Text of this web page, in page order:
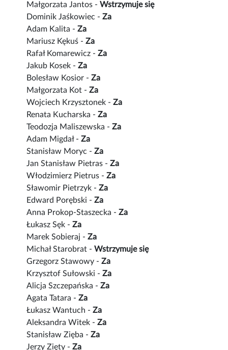
Małgorzata Jantos -Wstrzymuje się
Dominik Jaśkowiec -Za
Adam Kalita -Za
Mariusz Kękuś -Za
Rafał Komarewicz -Za
Jakub Kosek -Za
Bolesław Kosior -Za
Małgorzata Kot -Za
Wojciech Krzysztonek -Za
Renata Kucharska -Za
Teodozja Maliszewska -Za
Adam Migdał -Za
Stanisław Moryc -Za
Jan Stanisław Pietras -Za
Włodzimierz Pietrus -Za
Sławomir Pietrzyk -Za
Edward Porębski -Za
Anna Prokop-Staszecka -Za
Łukasz Sęk -Za
Marek Sobieraj -Za
Michał Starobrat -Wstrzymuje się
Grzegorz Stawowy -Za
Krzysztof Sułowski -Za
Alicja Szczepańska -Za
Agata Tatara -Za
Łukasz Wantuch -Za
Aleksandra Witek -Za
Stanisław Zięba -Za
Jerzy Zięty -Za